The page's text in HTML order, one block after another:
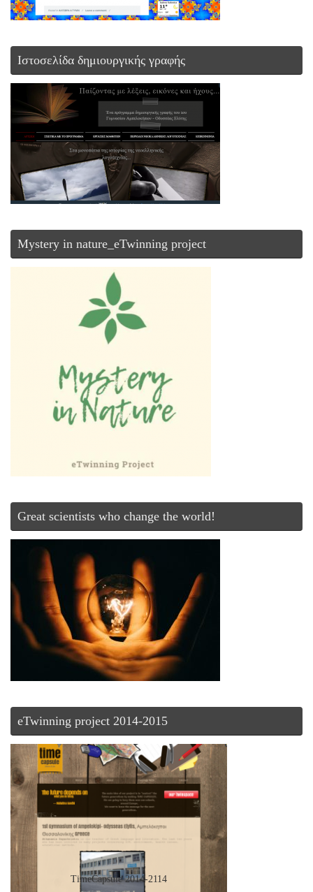
Ιστοσελίδα δημιουργικής γραφής
Mystery in nature_eTwinning project
Great scientists who change the world!
eTwinning project 2014-2015
TimeCapsule 2014-2114